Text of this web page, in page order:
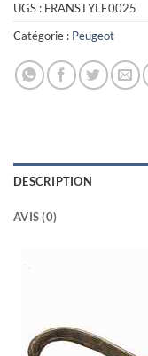
UGS : FRANSTYLE0025
Catégorie : Peugeot
DESCRIPTION
AVIS (0)